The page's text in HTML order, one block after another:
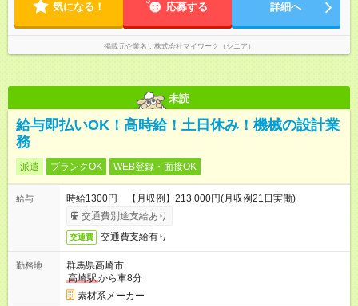
気になる！ 応募する 詳細へ
掲載元企業名 株式会社マイワーク（シニア）
未読
給与即払いOK！高時給！土日休み！機械の設計業
務
派遣 ブランクOK WEB登録・面接OK
給与
時給1300円 【月収例】213,000円(月収例21日実働)
交通費別途支給あり
交通費 交通費支給有り
勤務地
群馬県高崎市
高崎駅から車8分
素材系メーカー